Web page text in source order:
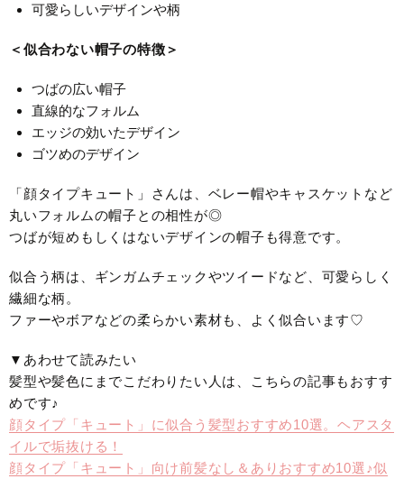
可愛らしいデザインや柄
＜似合わない帽子の特徴＞
つばの広い帽子
直線的なフォルム
エッジの効いたデザイン
ゴツめのデザイン
「顔タイプキュート」さんは、ベレー帽やキャスケットなど
丸いフォルムの帽子との相性が◎
つばが短めもしくはないデザインの帽子も得意です。
似合う柄は、ギンガムチェックやツイードなど、可愛らしく
繊細な柄。
ファーやボアなどの柔らかい素材も、よく似合います♡
▼あわせて読みたい
髪型や髪色にまでこだわりたい人は、こちらの記事もおすす
めです♪
顔タイプ「キュート」に似合う髪型おすすめ10選。ヘアスタ
イルで垢抜ける！
顔タイプ「キュート」向け前髪なし＆ありおすすめ10選♪似